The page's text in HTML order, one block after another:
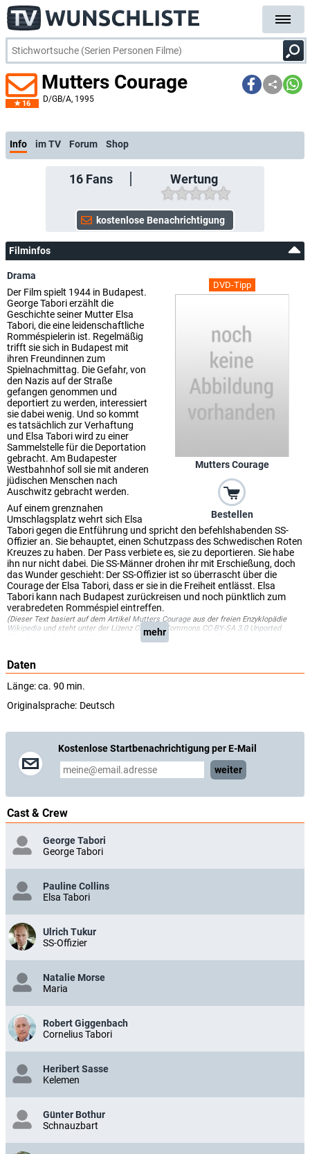
16
Mutters Courage
D/GB/A, 1995
Info im TV Forum Shop
16Fans Wertung
Filminfos
DVD-Tipp
Mutters Courage
Bestellen
Drama
Der Film spielt 1944 in Budapest.
George Tabori erzählt die
Geschichte seiner Mutter Elsa
Tabori, die eine leidenschaftliche
Romméspielerin ist. Regelmäßig
trifft sie sich in Budapest mit
ihren Freundinnen zum
Spielnachmittag. Die Gefahr, von
den Nazis auf der Straße
gefangen genommen und
deportiert zu werden, interessiert
sie dabei wenig. Und so kommt
es tatsächlich zur Verhaftung
und Elsa Tabori wird zu einer
Sammelstelle für die Deportation
gebracht. Am Budapester
Westbahnhof soll sie mit anderen
jüdischen Menschen nach
Auschwitz gebracht werden.
Auf einem grenznahen
Umschlagsplatz wehrt sich Elsa
Tabori gegen die Entführung und spricht den befehlshabenden SS-
Offizier an. Sie behauptet, einen Schutzpass des Schwedischen Roten
Kreuzes zu haben. Der Pass verbiete es, sie zu deportieren. Sie habe
ihn nur nicht dabei. Die SS-Männer drohen ihr mit Erschießung, doch
das Wunder geschieht: Der SS-Offizier ist so überrascht über die
Courage der Elsa Tabori, dass er sie in die Freiheit entlässt. Elsa
Tabori kann nach Budapest zurückreisen und noch pünktlich zum
verabredeten Romméspiel eintreffen.
(Dieser Text basiert auf dem Artikel Mutters Courageaus der freien Enzyklopädie
Wikipedia und steht unter der Lizenz Creative Commons CC-BY-SA 3.0 Unported
). In der Wikipedia ist eineListe der Autoren
mehr
Daten
Länge: ca. 90 min.
Originalsprache: Deutsch
Kostenlose Startbenachrichtigung per E-Mail
weiter
Cast & Crew
George Tabori
George Tabori
Pauline Collins
Elsa Tabori
Ulrich Tukur
SS-Offizier
Natalie Morse
Maria
Robert Giggenbach
Cornelius Tabori
Heribert Sasse
Kelemen
Günter Bothur
Schnauzbart